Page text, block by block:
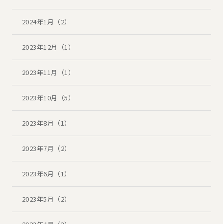
2024年1月（2）
2023年12月（1）
2023年11月（1）
2023年10月（5）
2023年8月（1）
2023年7月（2）
2023年6月（1）
2023年5月（2）